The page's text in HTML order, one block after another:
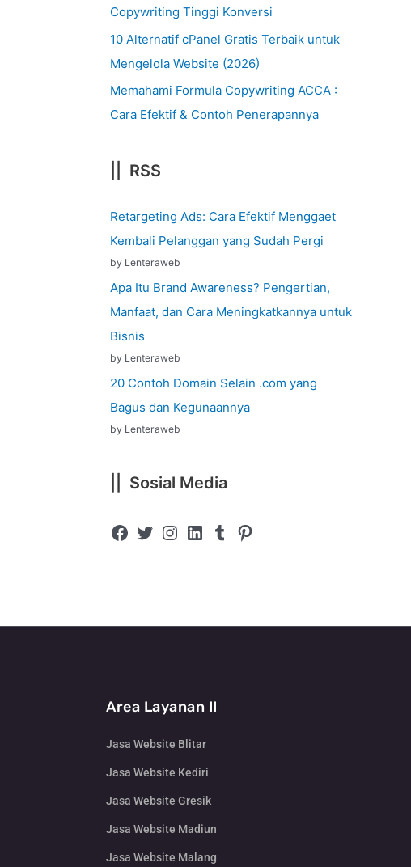
Copywriting Tinggi Konversi
10 Alternatif cPanel Gratis Terbaik untuk
Mengelola Website (2026)
Memahami Formula Copywriting ACCA :
Cara Efektif & Contoh Penerapannya
|| RSS
Retargeting Ads: Cara Efektif Menggaet
Kembali Pelanggan yang Sudah Pergi
by Lenteraweb
Apa Itu Brand Awareness? Pengertian,
Manfaat, dan Cara Meningkatkannya untuk
Bisnis
by Lenteraweb
20 Contoh Domain Selain .com yang
Bagus dan Kegunaannya
by Lenteraweb
|| Sosial Media
Area Layanan II
Jasa Website Blitar
Jasa Website Kediri
Jasa Website Gresik
Jasa Website Madiun
Jasa Website Malang